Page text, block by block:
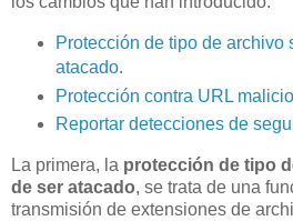
Protección de tipo de archivo
atacado.
Protección contra URL
Reportar detecciones de
La primera, la protección de tipo
de ser atacado, se trata de una
transmisión de extensiones de